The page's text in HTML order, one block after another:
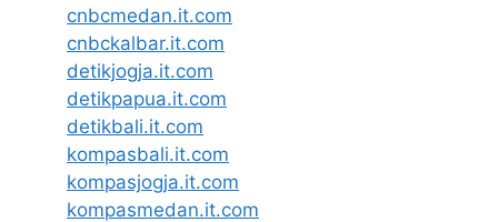
cnbcmedan.it.com
cnbckalbar.it.com
detikjogja.it.com
detikpapua.it.com
detikbali.it.com
kompasbali.it.com
kompasjogja.it.com
kompasmedan.it.com